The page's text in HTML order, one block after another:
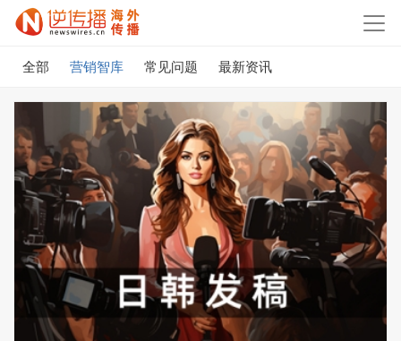
全部 营销智库 常见问题 最新资讯